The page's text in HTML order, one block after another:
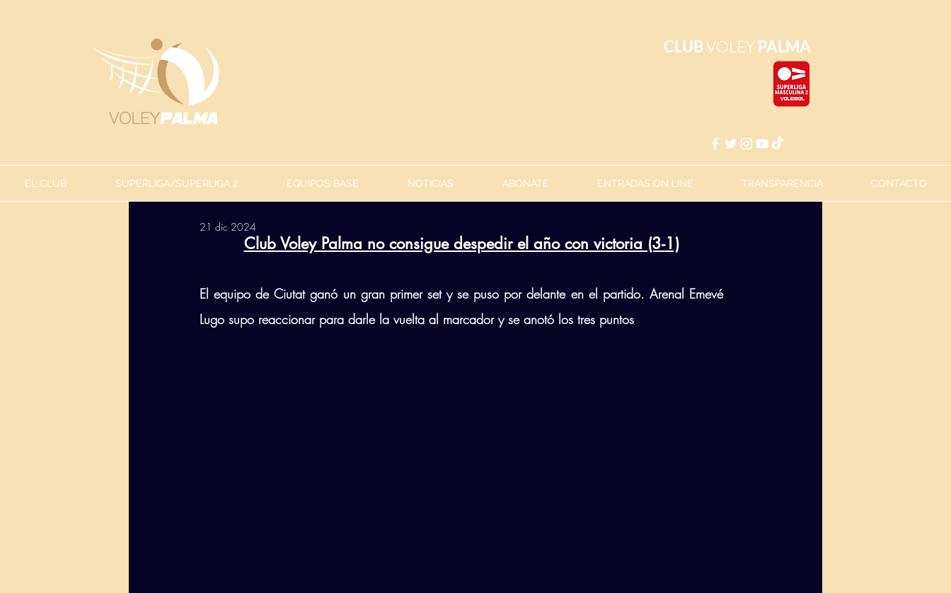
CLUBVOLEY PALMA
EL CLUB SUPERLIGA/SUPERLIGA 2 EQUIPOS BASE NOTICIAS ABÓNATE ENTRADAS ON LINE TRANSPARENCIA CONTACTO
21 dic 2024
Club Voley Palma no consigue despedir el año con victoria (3-1)
El equipo de Ciutat ganó un gran primer set y se puso por delante en el partido. Arenal Emevé
Lugo supo reaccionar para darle la vuelta al marcador y se anotó los tres puntos